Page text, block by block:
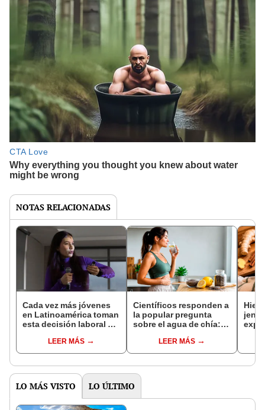
NOTAS RELACIONADAS
Cada vez más jóvenes
en Latinoamérica toman
esta decisión laboral y
explica por qué
LEER MÁS
Científicos responden a
la popular pregunta
sobre el agua de chía:
bajar de peso o es solo
un mito viral?
LEER MÁS
LO MÁS VISTO LO ÚLTIMO